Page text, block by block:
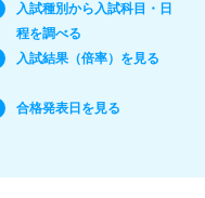
入試種別から入試科目・日
程を調べる
入試結果（倍率）を見る
合格発表日を見る